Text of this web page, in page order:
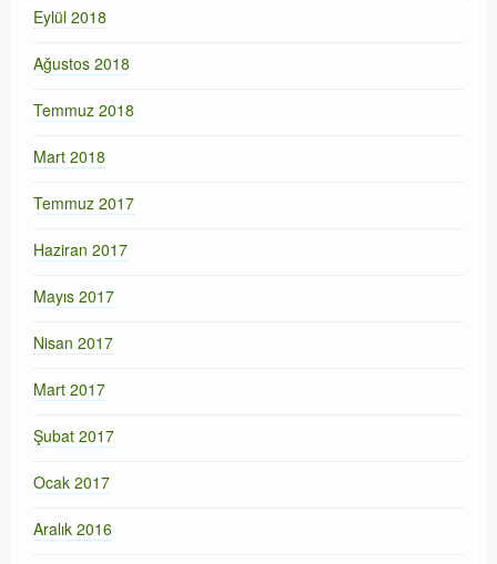
Eylül 2018
Ağustos 2018
Temmuz 2018
Mart 2018
Temmuz 2017
Haziran 2017
Mayıs 2017
Nisan 2017
Mart 2017
Şubat 2017
Ocak 2017
Aralık 2016